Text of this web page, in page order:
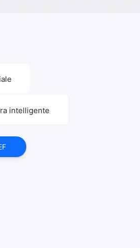
intelligente